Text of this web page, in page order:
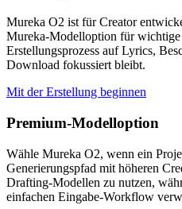
Mureka O2 ist für Creator
Mureka-Modelloption für
Erstellungsprozess auf Lyrics,
Download fokussiert bleibt.
Mit der Erstellung beginnen
Premium-Modelloption
Wähle Mureka O2, wenn ein
Generierungspfad mit höheren
Drafting-Modellen zu nutzen,
einfachen Eingabe-Workflow